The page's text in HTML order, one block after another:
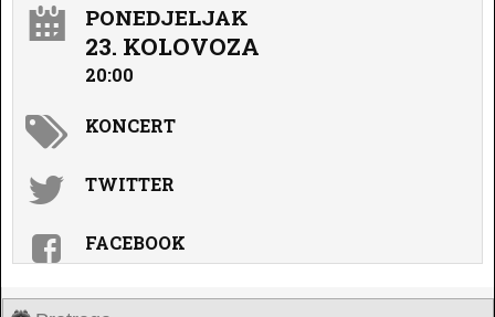
PONEDJELJAK
23. KOLOVOZA
20:00
KONCERT
TWITTER
FACEBOOK